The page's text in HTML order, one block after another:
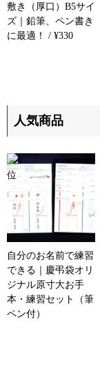
敷き（厚口）B5サイ
ズ｜鉛筆、ペン書き
に最適！ / ¥330
人気商品
自分のお名前で練習
できる｜慶弔袋オリ
ジナル原寸大お手
本・練習セット（筆
ペン付）